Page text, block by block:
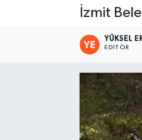
İzmit
YÜKSEL
EDITÖR